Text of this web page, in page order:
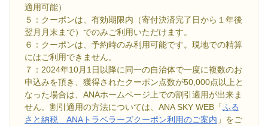
適用可能）
５：クーポンは、有効期限内（寄付決済完了日から１年後
翌月月末まで）でのみご利用いただけます。
６：クーポンは、予約時のみ利用可能です。現地での精算
にはご利用できません。
７：2024年10月1日以降に同一の自治体で一度に複数のお
申込みを頂き、獲得されたクーポン点数が50,000点以上と
なった場合は、ANAホームページ上での割引適用が出来ま
せん。割引適用の方法については、ANA SKY WEB「ふる
さと納税 ANAトラベラーズクーポン利用のご案内 」をご